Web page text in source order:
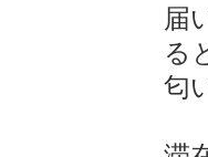
届
る
匂